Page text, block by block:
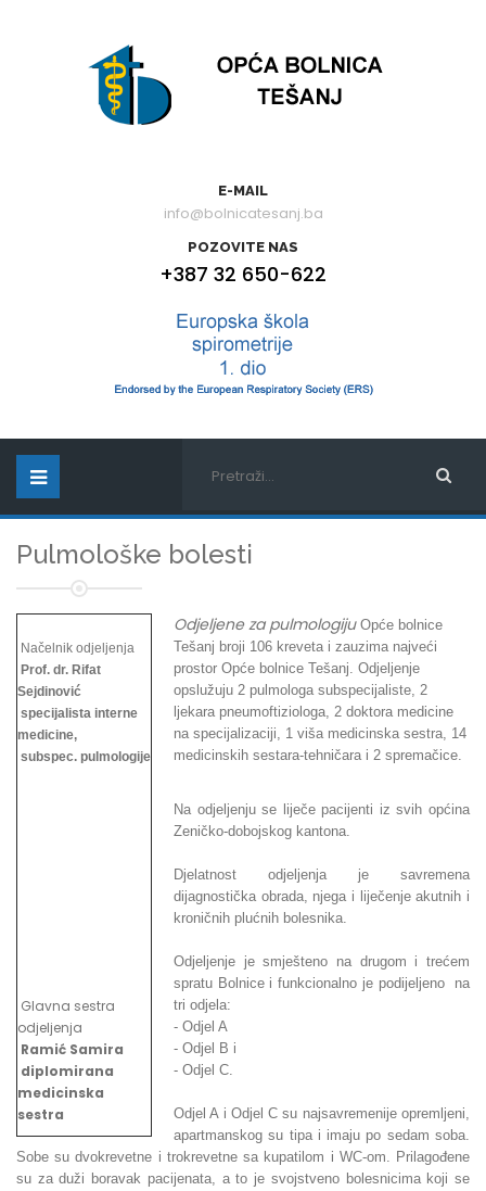
E-MAIL
info@bolnicatesanj.ba
POZOVITE NAS
+387 32 650-622
Pulmološke bolesti
Načelnik odjeljenja
Prof. dr. Rifat
Sejdinović
specijalista interne
medicine,
subspec. pulmologije
Glavna sestra
odjeljenja
Ramić Samira
diplomirana
medicinska
sestra
Odjeljene za pulmologijuOpće bolnice
Tešanj broji 106 kreveta i zauzima najveći
prostor Opće bolnice Tešanj. Odjeljenje
opslužuju 2 pulmologa subspecijaliste, 2
ljekara pneumoftiziologa, 2 doktora medicine
na specijalizaciji, 1 viša medicinska sestra, 14
medicinskih sestara-tehničara i 2 spremačice.
Na odjeljenju se liječe pacijenti iz svih općina
Zeničko-dobojskog kantona.
Djelatnost odjeljenja je savremena
dijagnostička obrada, njega i liječenje akutnih i
kroničnih plućnih bolesnika.
Odjeljenje je smješteno na drugom i trećem
spratu Bolnice i funkcionalno je podijeljeno na
tri odjela:
- Odjel A
- Odjel B i
- Odjel C.
Odjel A i Odjel C su najsavremenije opremljeni,
apartmanskog su tipa i imaju po sedam soba.
Sobe su dvokrevetne i trokrevetne sa kupatilom i WC-om. Prilagođene
su za duži boravak pacijenata, a to je svojstveno bolesnicima koji se